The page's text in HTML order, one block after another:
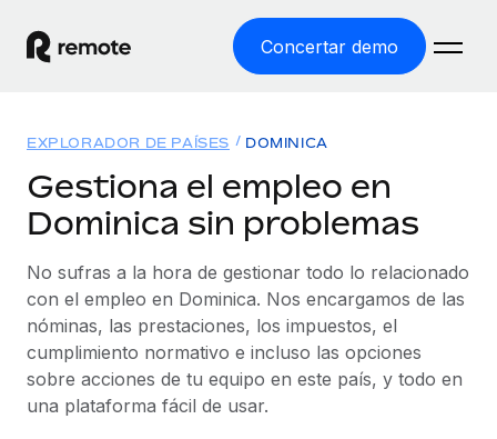
Concertar demo
EMPLEO GLOBAL
Nómina global
Gestiona las nóminas de forma sencilla y conforme a la
legalidad.
Employer of Record
Expándete en todo el mundo sin gastar en entidades.
Soluciones
COBERTURA MUNDIAL
Explorador de países
Consulta el soporte del empleo global según el país.
Explorador estatal de EE. UU.
Simplifica la contratación en todos los estados de EE.
Recursos
HERRAMIENTAS Y CALCULADORAS
Calculadora del riesgo de clasificación errónea
Consulta el riesgo de clasificación errónea por país.
Precios
EXPLORADOR DE PAÍSES DOMINICA
Gestiona el empleo en
Dominica sin problemas
No sufras a la hora de gestionar todo lo relacionado
con el empleo en Dominica. Nos encargamos de las
nóminas, las prestaciones, los impuestos, el
cumplimiento normativo e incluso las opciones
sobre acciones de tu equipo en este país, y todo en
una plataforma fácil de usar.